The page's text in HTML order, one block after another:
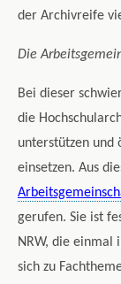
der Archivreife
Die
Bei dieser
die
unterstützen und
einsetzen. Aus
gerufen. Sie ist
NRW, die einmal
sich zu